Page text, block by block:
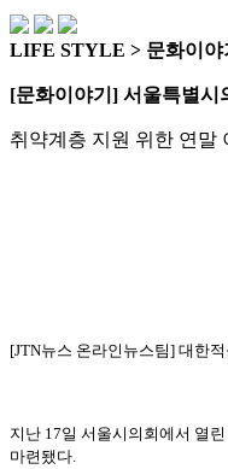
LIFE STYLE > 문화이야
[문화이야기] 서울특별시
취약계층 지원 위한 연말
[JTN뉴스 온라인뉴스팀] 대한
지난 17일 서울시의회에서 열
마련됐다.